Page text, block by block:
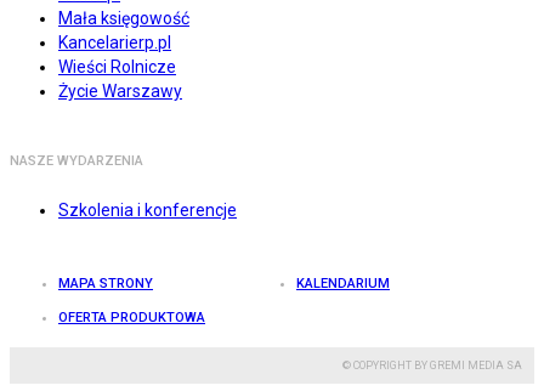
Mała księgowość
Kancelarierp.pl
Wieści Rolnicze
Życie Warszawy
NASZE WYDARZENIA
Szkolenia i konferencje
MAPA STRONY KALENDARIUM
OFERTA PRODUKTOWA
© COPYRIGHT BY GREMI MEDIA SA